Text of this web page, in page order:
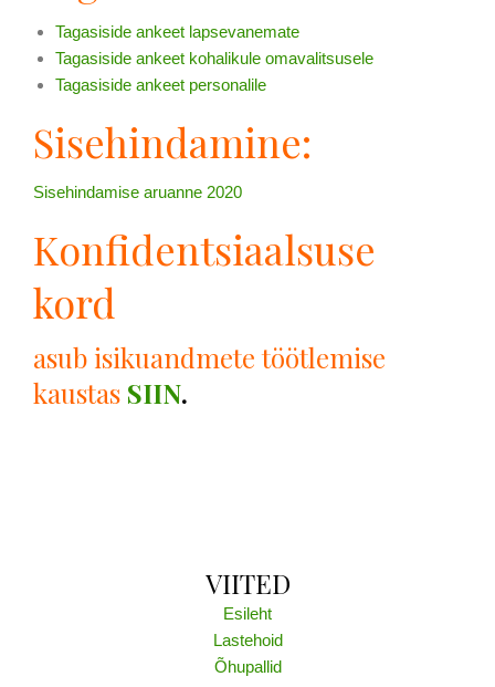
Tagasiside ankeet lapsevanemate
Tagasiside ankeet kohalikule omavalitsusele
Tagasiside ankeet personalile
Sisehindamine:
Sisehindamise aruanne 2020
Konfidentsiaalsuse
kord
asub isikuandmete töötlemise
kaustas SIIN.
VIITED
Esileht
Lastehoid
Õhupallid